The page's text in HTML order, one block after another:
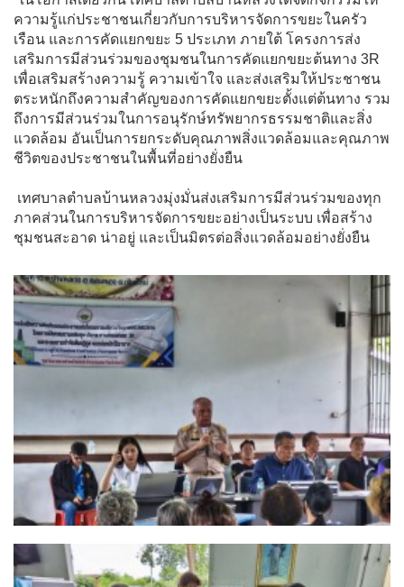
ความรู้แก่ประชาชนเกี่ยวกับการบริหารจัดการขยะในครัว
เรือน และการคัดแยกขยะ 5 ประเภท ภายใต้ โครงการส่ง
เสริมการมีส่วนร่วมของชุมชนในการคัดแยกขยะต้นทาง 3R
เพื่อเสริมสร้างความรู้ ความเข้าใจ และส่งเสริมให้ประชาชน
ตระหนักถึงความสำคัญของการคัดแยกขยะตั้งแต่ต้นทาง รวม
ถึงการมีส่วนร่วมในการอนุรักษ์ทรัพยากรธรรมชาติและสิ่ง
แวดล้อม อันเป็นการยกระดับคุณภาพสิ่งแวดล้อมและคุณภาพ
ชีวิตของประชาชนในพื้นที่อย่างยั่งยืน
ภาคส่วนในการบริหารจัดการขยะอย่างเป็นระบบ เพื่อสร้าง
ชุมชนสะอาด น่าอยู่ และเป็นมิตรต่อสิ่งแวดล้อมอย่างยั่งยืน